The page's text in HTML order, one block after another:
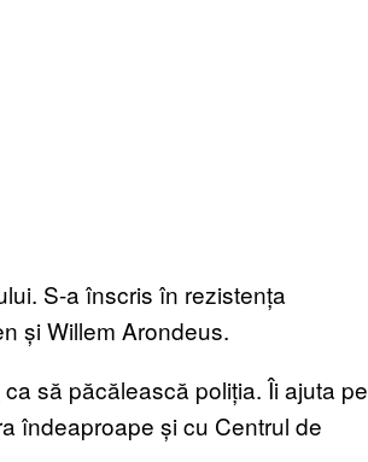
S-a înscris în rezistența
și Willem Arondeus.
ca să păcălească poliția. Îi ajuta pe
îndeaproape și cu Centrul de